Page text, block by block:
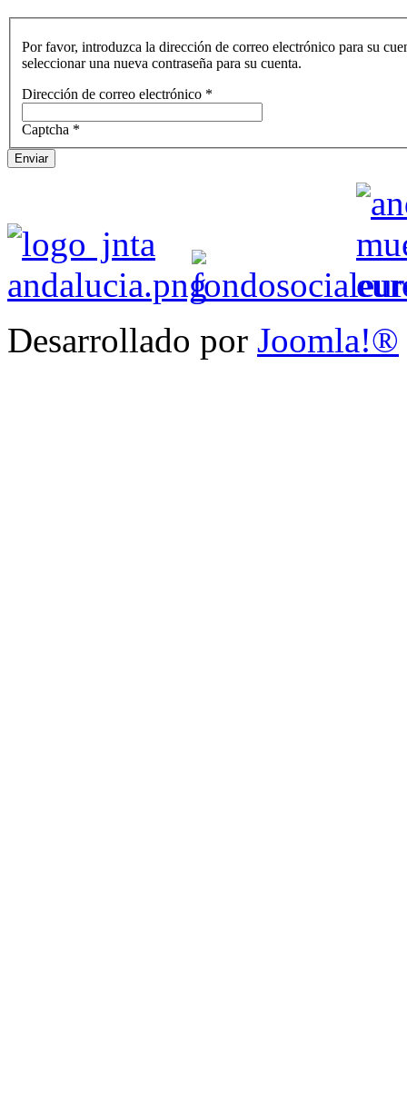
Por favor, introduzca la dirección de correo electrónico para su
seleccionar una nueva contraseña para su cuenta.
Dirección de correo electrónico *
Captcha *
Enviar
Desarrollado por Joomla!®